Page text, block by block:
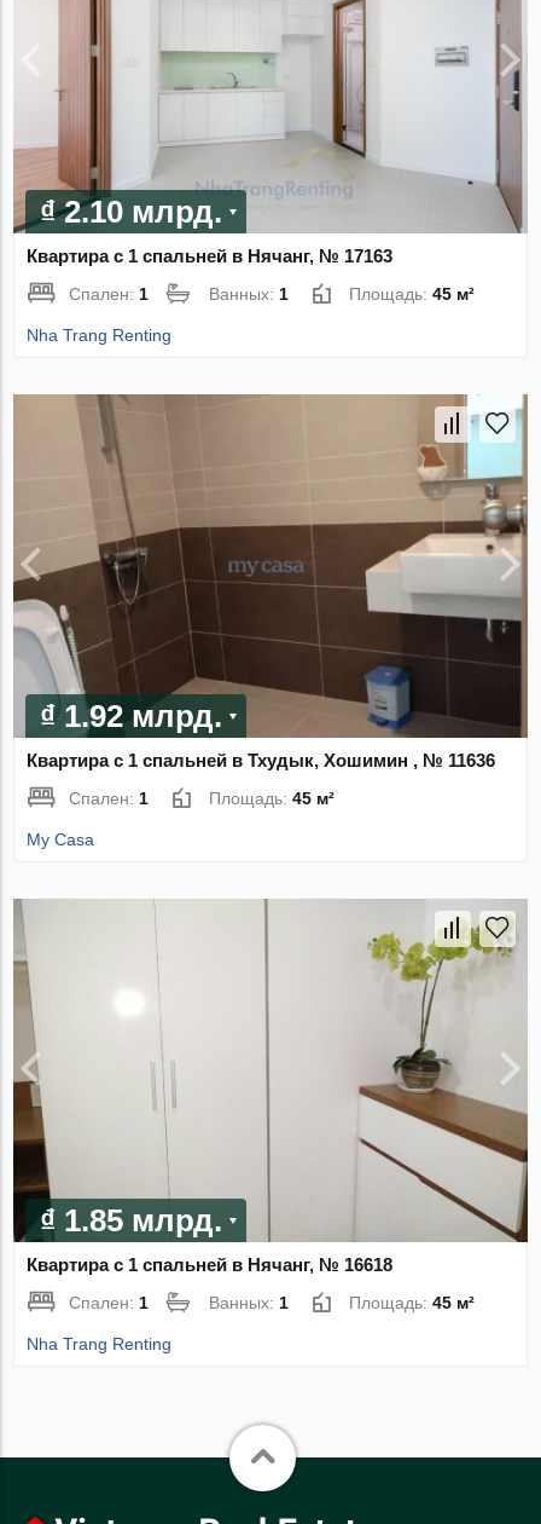
₫ 2.10 млрд.
Квартира с 1 спальней в Нячанг, № 17163
Спален: 1 Ванных: 1 Площадь:45 м²
Nha Trang Renting
₫ 1.92 млрд.
Квартира с 1 спальней в Тхудык, Хошимин , № 11636
Спален: 1 Площадь:45 м²
My Casa
₫ 1.85 млрд.
Квартира с 1 спальней в Нячанг, № 16618
Спален: 1 Ванных: 1 Площадь:45 м²
Nha Trang Renting